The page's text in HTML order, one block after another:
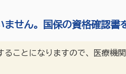
せん。国保の資格確認書
ことになりますので、医療機